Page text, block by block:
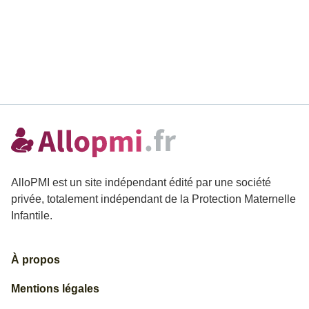
AlloPMI est un site indépendant édité par une société
privée, totalement indépendant de la Protection Maternelle
Infantile.
À propos
Mentions légales